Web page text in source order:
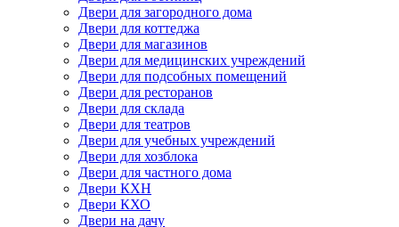
Двери для загородного дома
Двери для коттеджа
Двери для магазинов
Двери для медицинских учреждений
Двери для подсобных помещений
Двери для ресторанов
Двери для склада
Двери для театров
Двери для учебных учреждений
Двери для хозблока
Двери для частного дома
Двери КХН
Двери КХО
Двери на дачу